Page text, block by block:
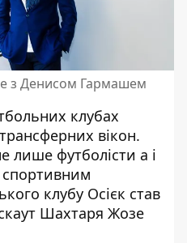
з Денисом Гармашем
клубах
вікон.
лише футболісти а і
клубу Осієк став
Шахтаря Жозе